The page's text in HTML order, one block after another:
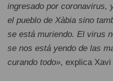
ingresado por coronavirus,
el pueblo de Xàbia sino
se está muriendo. El virus
se nos está yendo de las
curando todo», explica Xavi